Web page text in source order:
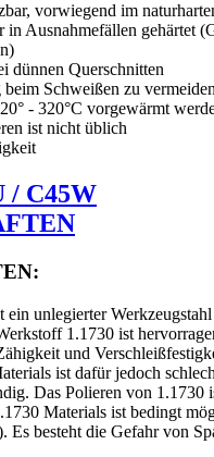
vorwiegend im
in Ausnahmefällen gehärtet
dünnen Querschnitten
Schweißen zu
- 320°C vorgewärmt
ist nicht üblich
/ C45W
unlegierter
1.1730 ist
und
ist dafür jedoch
Das Polieren von 1.1730
Materials ist bedingt
Es besteht die Gefahr von